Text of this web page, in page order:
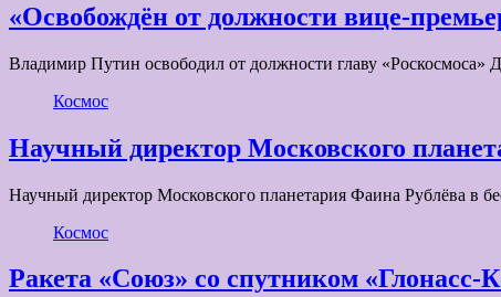
«Освобождён от должности вице-
Владимир Путин освободил от должности главу
Космос
Научный директор Московского
Научный директор Московского планетария Фаина Рублёва в
Космос
Ракета «Союз» со спутником «Глонасс-